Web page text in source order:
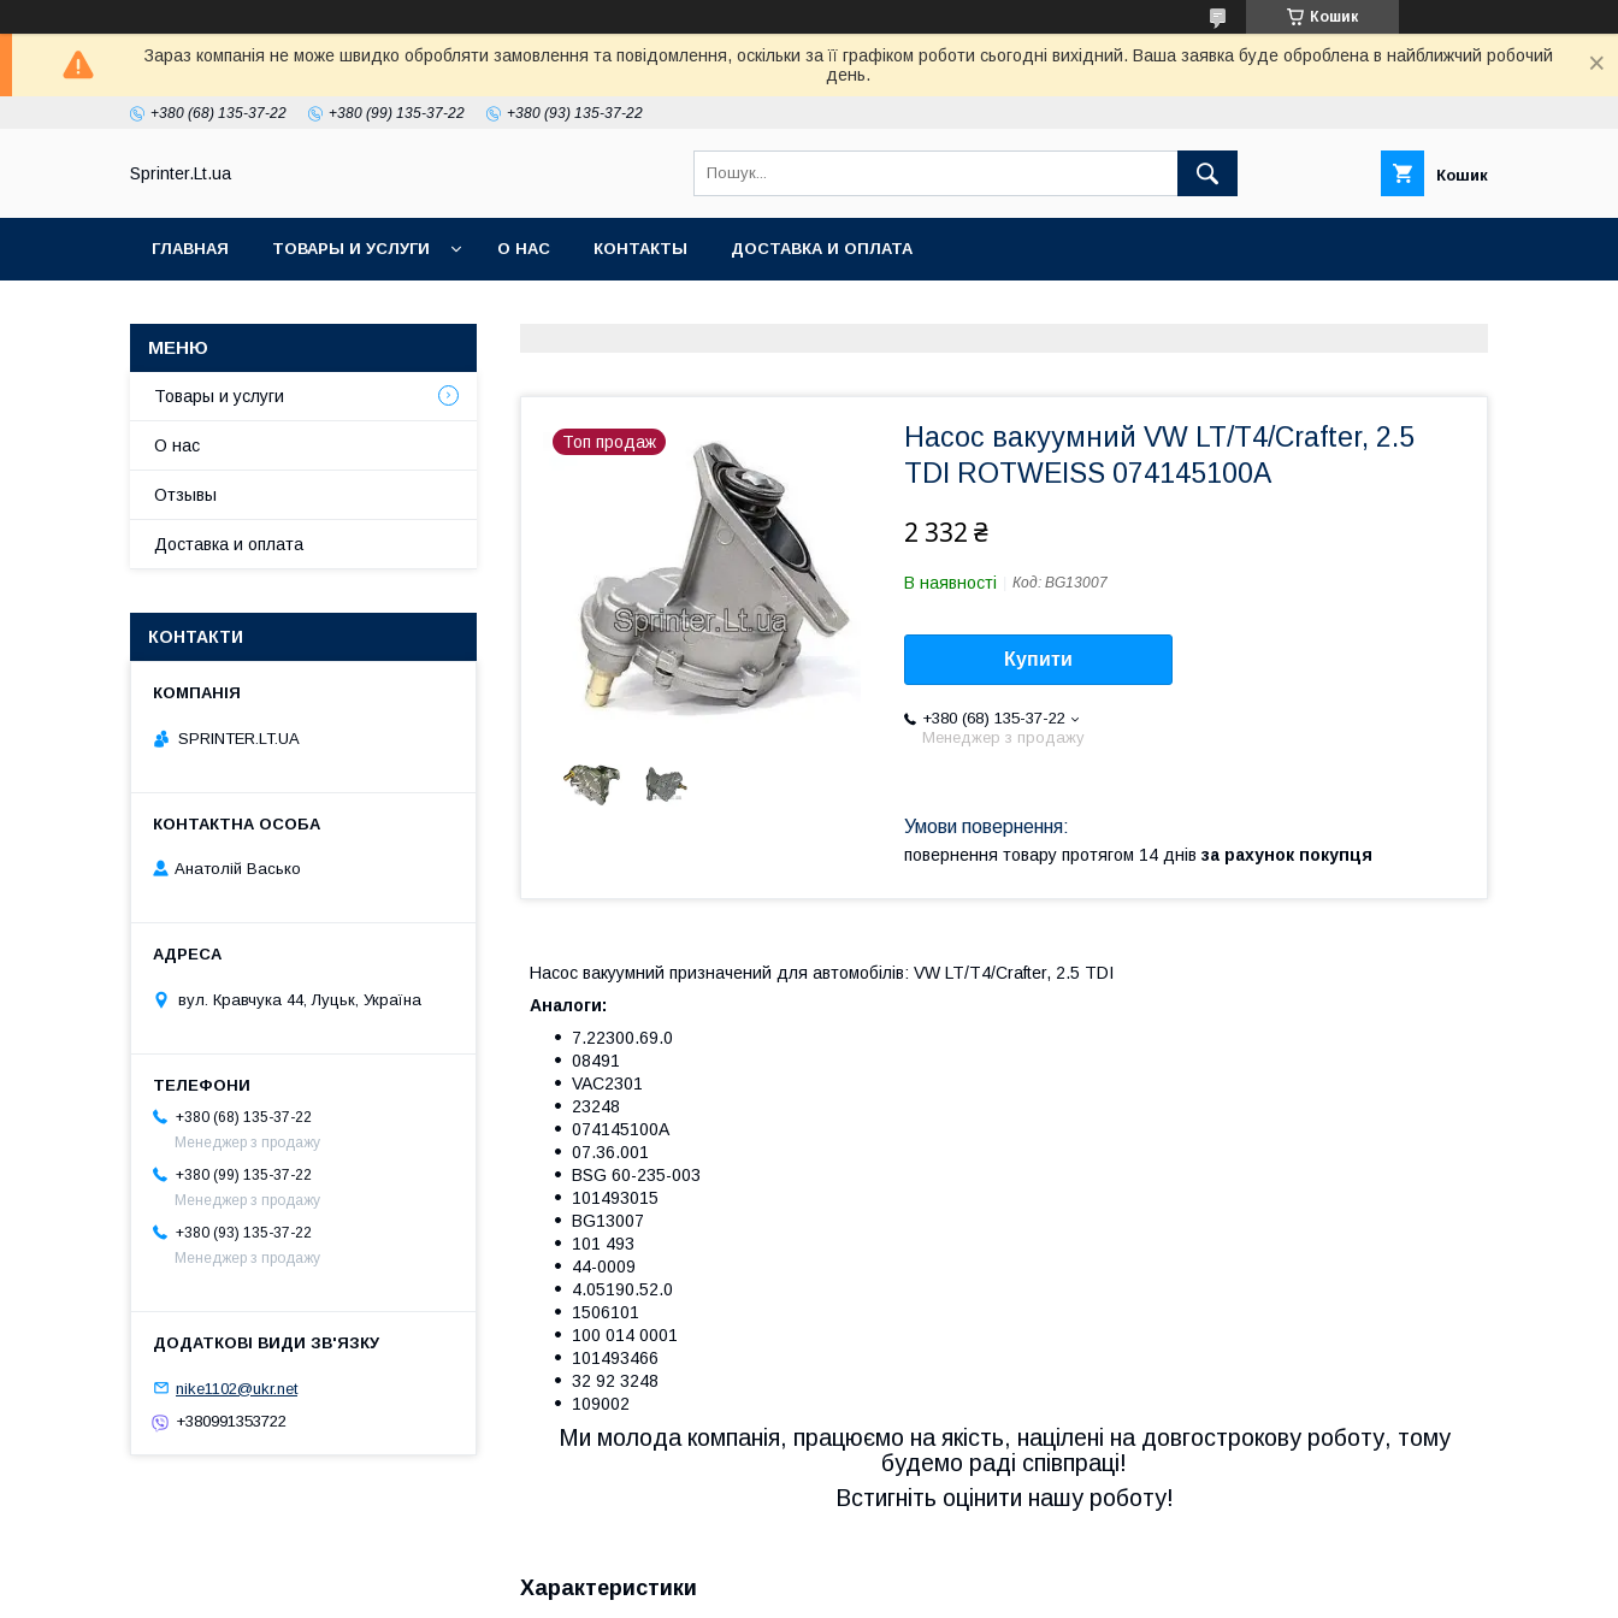
Кошик
Зараз компанія не може швидко обробляти замовлення та повідомлення, оскільки за її графіком роботи сьогодні вихідний. Ваша заявка буде оброблена в найближчий робочий
день.
+380 (68) 135-37-22 +380 (99) 135-37-22 +380 (93) 135-37-22
Sprinter.Lt.ua Кошик
ГЛАВНАЯ ТОВАРЫ И УСЛУГИ О НАС КОНТАКТЫ ДОСТАВКА И ОПЛАТА
Топ продаж
Насос вакуумний VW LT/T4/Crafter, 2.5
TDI ROTWEISS 074145100A
2 332 ₴
В наявності Код: BG13007
Купити
+380 (68) 135-37-22
Менеджер з продажу
повернення товару протягом 14 днів за рахунок покупця
Насос вакуумний призначений для автомобілів: VW LT/T4/Crafter, 2.5 TDI
Аналоги:
7.22300.69.0
08491
VAC2301
23248
074145100A
07.36.001
BSG 60-235-003
101493015
BG13007
101 493
44-0009
4.05190.52.0
1506101
100 014 0001
101493466
32 92 3248
109002
Ми молода компанія, працюємо на якість, націлені на довгострокову роботу, тому
будемо раді співпраці!
Встигніть оцінити нашу роботу!
Характеристики
Товары и услуги
О нас
Отзывы
Доставка и оплата
КОНТАКТИ
SPRINTER.LT.UA
Анатолій Васько
вул. Кравчука 44, Луцьк, Україна
+380 (68) 135-37-22
Менеджер з продажу
+380 (99) 135-37-22
Менеджер з продажу
+380 (93) 135-37-22
Менеджер з продажу
nike1102@ukr.net
+380991353722